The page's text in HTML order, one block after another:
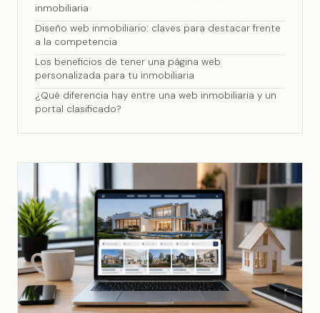
inmobiliaria
Diseño web inmobiliario: claves para destacar frente
a la competencia
Los beneficios de tener una página web
personalizada para tu inmobiliaria
¿Qué diferencia hay entre una web inmobiliaria y un
portal clasificado?